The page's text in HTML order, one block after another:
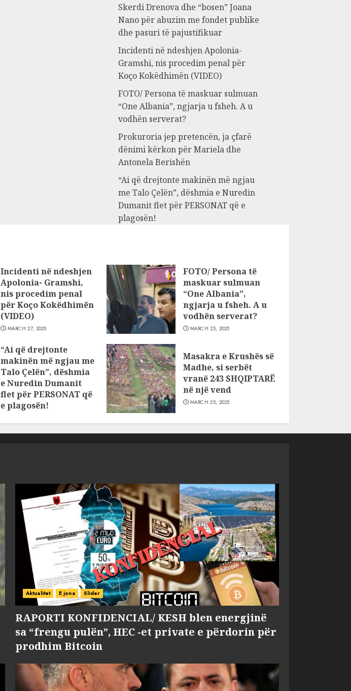
Skerdi Drenova dhe “bosen” Joana
Nano për abuzim me fondet publike
dhe pasuri të pajustifikuar
Incidenti në ndeshjen Apolonia-
Gramshi, nis procedim penal për
Koço Kokëdhimën (VIDEO)
FOTO/ Persona të maskuar sulmuan
“One Albania”, ngjarja u fsheh. A u
vodhën serverat?
Prokuroria jep pretencën, ja çfarë
dënimi kërkon për Mariela dhe
Antonela Berishën
“Ai që drejtonte makinën më ngjau
me Talo Çelën”, dëshmia e Nuredin
Dumanit flet për PERSONAT që e
plagosën!
Incidenti në ndeshjen
Apolonia- Gramshi,
nis procedim penal
për Koço Kokëdhimën
(VIDEO)
MARCH 27, 2025
FOTO/ Persona të
maskuar sulmuan
“One Albania”,
ngjarja u fsheh. A u
vodhën serverat?
MARCH 25, 2025
“Ai që drejtonte
makinën më ngjau me
Talo Çelën”, dëshmia
e Nuredin Dumanit
flet për PERSONAT që
e plagosën!
Masakra e Krushës së
Madhe, si serbët
vranë 243 SHQIPTARË
në një vend
MARCH 25, 2025
Aktualitet E jona Slider
RAPORTI KONFIDENCIAL/ KESH blen energjinë
sa “frengu pulën”, HEC -et private e përdorin për
prodhim Bitcoin